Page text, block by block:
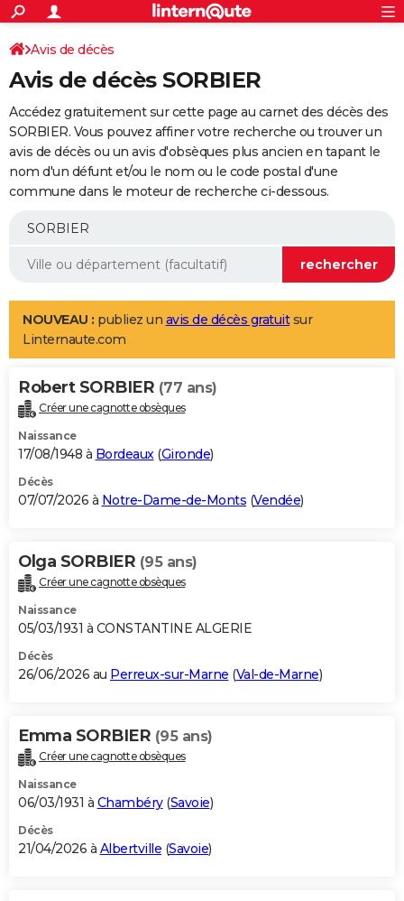
ACTUALITÉS
Politique
Société
Faits Divers
Education
Monde
Villes
+
SPORT
Coupe du monde 2026
Football
Tennis
Cyclisme
Rugby
Forum
Programme TV
TNT
Streaming
Cinéma
Sorties cinéma
Musique
+
FINANCE
Retraite
Epargne
Immobilier
Risques naturels par ville
Banque
Assurance
AUTO
Essais
Réserver un essai
Citadines
Berlines
SUV
Forum auto
+
Mobiles
Meilleur smartphone
Internet
Ordinateurs
Jeux vidéo
Guide high-tech
Aménagement intérieur
LIFESTYLE
Art de vivre
Bien-être
Loisirs
Mode
Modes de vie
Alimentation
Guide de la santé
Maladies
Médicaments
Sommeil
VOYAGE
Destinations
City break
Voyage nature
Voyage de noces
Forum
Climat
+PHOTO
GUIDES D'ACHAT
BONS PLANS
Carte de Noël
Carte Bonne année
Carte Saint-Valentin
Carte Pâques
Carte d'anniversaire
DICTIONNAIRE
Dictionnaire
Biographies
Citations
Expressions
Proverbes
PROGRAMME TV
S'inscrire
Se connecter
Lycées
Collèges
Primaires
Universités
Entreprises
Service militaire
Avis de recherche
AVIS DE DÉCÈS
Bricolage
Lifestyle
Culture
Sport
Auto
Television
Voyage
Cinema
Avis de décès
Avis de décès SORBIER
Accédez gratuitement sur cette page au carnet des décès des
SORBIER. Vous pouvez affiner votre recherche ou trouver un
avis de décès ou un avis d'obsèques plus ancien en tapant le
nom d'un défunt et/ou le nom ou le code postal d'une
commune dans le moteur de recherche ci-dessous.
NOUVEAU : publiez un avis de décès gratuitsur
Linternaute.com
Robert SORBIER (77 ans)
Créer une cagnotte obsèques
Naissance
17/08/1948 à Bordeaux(Gironde)
Décès
07/07/2026 à Notre-Dame-de-Monts (Vendée)
Olga SORBIER (95 ans)
Créer une cagnotte obsèques
Naissance
05/03/1931 à CONSTANTINE ALGERIE
Décès
26/06/2026 au Perreux-sur-Marne (Val-de-Marne)
Emma SORBIER (95 ans)
Créer une cagnotte obsèques
Naissance
06/03/1931 à Chambéry(Savoie)
Décès
21/04/2026 à Albertville (Savoie)